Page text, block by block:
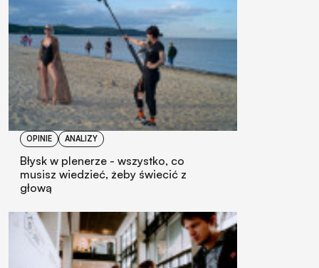
OPINIE ANALIZY
Błysk w plenerze - wszystko, co
musisz wiedzieć, żeby świecić z
głową